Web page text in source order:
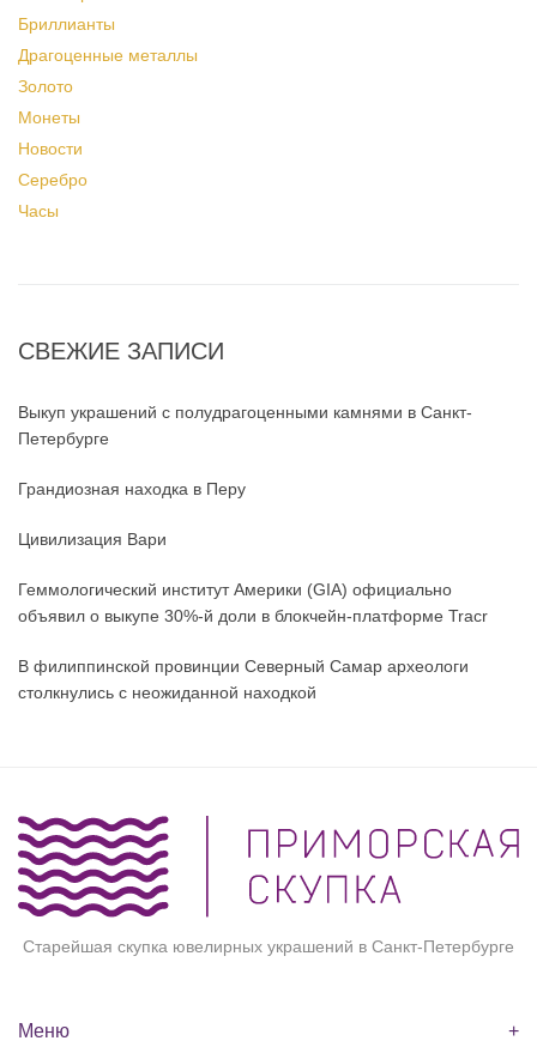
Бриллианты
Драгоценные металлы
Золото
Монеты
Новости
Серебро
Часы
СВЕЖИЕ ЗАПИСИ
Выкуп украшений с полудрагоценными камнями в Санкт-
Петербурге
Грандиозная находка в Перу
Цивилизация Вари
Геммологический институт Америки (GIA) официально
объявил о выкупе 30%-й доли в блокчейн-платформе Tracr
В филиппинской провинции Северный Самар археологи
столкнулись с неожиданной находкой
Старейшая скупка ювелирных украшений в Санкт-Петербурге
Меню +